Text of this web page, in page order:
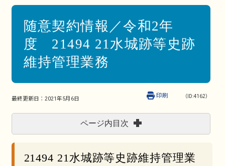
随意契約情報／令和2年
度 21494 21水城跡等史跡
維持管理業務
最終更新日： 2021年5月6日 （ID:4162）
印刷
ページ内目次
21494 21水城跡等史跡維持管理業